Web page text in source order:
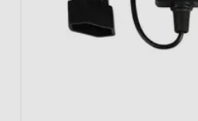
Przewód podłącza się
więc potrzeby stosowania
układów elektrycznych. Jego